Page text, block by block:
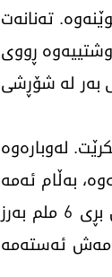
ده‌توێنه‌وه‌. ته‌نانه‌ت
ڕووی
سەردەمی به‌ر له‌ شۆڕشی
لەوبارەوە
ساڵانه‌ بڕی 4.5 ملم به‌رز ده‌بێته‌وه‌، به‌ڵام ئه‌مه‌
به‌ زۆر خێرایی زیاد ده‌كات. كه‌واتا له‌ ماوه‌ی 25 ساڵی داهاتوودا ئاستی ڕووی ده‌ریاكان بڕی 6 ملم به‌رز
ئه‌سته‌مه‌